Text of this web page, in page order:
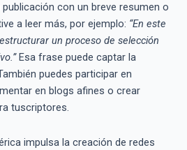
con un breve resumen o
a leer más, por ejemplo: “En este
un proceso de selección
Esa frase puede captar la
puedes participar en
en blogs afines o crear
tuscriptores.
impulsa la creación de redes